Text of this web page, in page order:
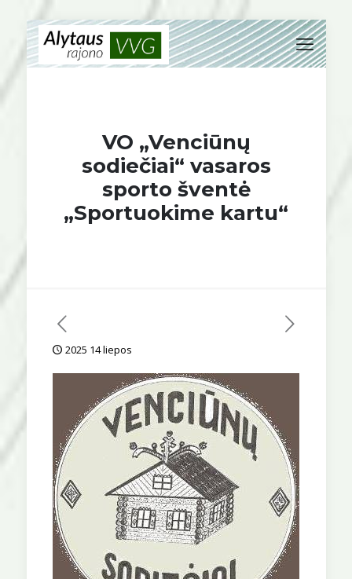
VO „Venciūnų
sodiečiai“ vasaros
sporto šventė
„Sportuokime kartu“
2025 14 liepos